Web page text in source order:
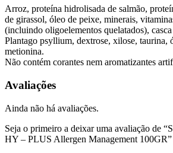
Arroz, proteína hidrolisada de salmão,
de girassol, óleo de peixe, minerais,
(incluindo oligoelementos quelatados), casca
Plantago psyllium, dextrose, xilose, taurina,
metionina.
Não contém corantes nem aromatizantes
Avaliações
Ainda não há avaliações.
Seja o primeiro a deixar uma avaliação de
HY – PLUS Allergen Management 100GR”